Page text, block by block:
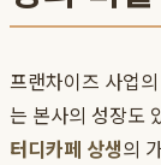
프랜차이즈 사업
는 본사의 성장도
터디카페 상생의